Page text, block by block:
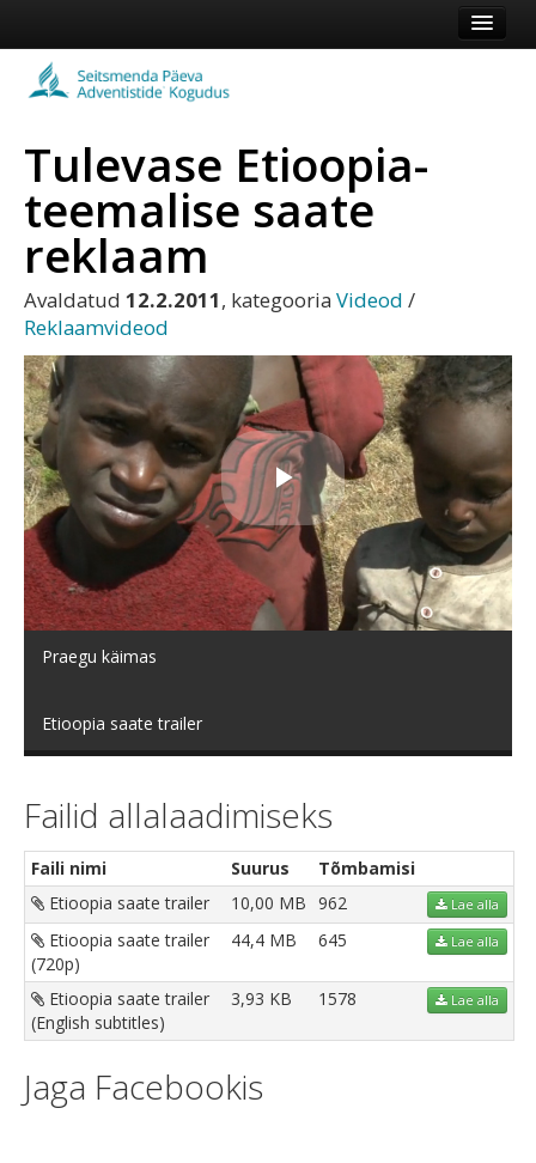
Koduleht
Vaata veel
Tulevase Etioopia-
teemalise saate
reklaam
Avaldatud 12.2.2011, kategooria Videod /
Reklaamvideod
Esita
video
Praegu käimas
Etioopia saate trailer
Failid allalaadimiseks
Faili nimi Suurus
Tõmbamisi
Etioopia saate trailer
10,00 MB 962 Lae alla
Etioopia saate trailer
(720p)
44,4 MB 645 Lae alla
Etioopia saate trailer
(English subtitles)
3,93 KB 1578 Lae alla
Jaga Facebookis